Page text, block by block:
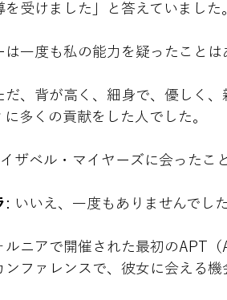
を受けました」と答えていました
は一度も私の能力を疑ったこと
だ、背が高く、細身で、優しく
に多くの貢献をした人でした。
ザベル・マイヤーズに会ったこ
: いいえ、一度もありませんでし
ルニアで開催された最初のAPT
ンファレンスで、彼女に会える機